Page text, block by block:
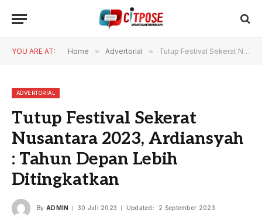
YOU ARE AT: Home » Advertorial » Tutup Festival Sekerat Nusantara 2023, Ardiansyah : Tahun Depan Lebih Ditingkatkan
ADVERTORIAL
Tutup Festival Sekerat
Nusantara 2023, Ardiansyah
: Tahun Depan Lebih
Ditingkatkan
By ADMIN 30 Juli 2023 Updated: 2 September 2023